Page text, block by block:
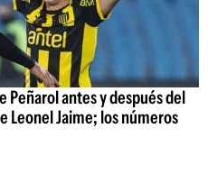
Peñarol antes y después del
Leonel Jaime; los números